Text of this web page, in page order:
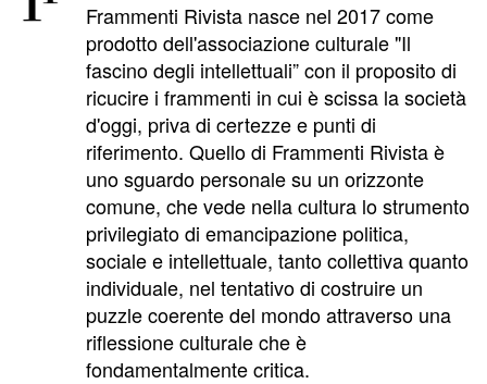
Frammenti Rivista nasce nel 2017 come
prodotto dell'associazione culturale "Il
fascino degli intellettuali” con il proposito di
ricucire i frammenti in cui è scissa la società
d'oggi, priva di certezze e punti di
riferimento. Quello di Frammenti Rivista è
uno sguardo personale su un orizzonte
comune, che vede nella cultura lo strumento
privilegiato di emancipazione politica,
sociale e intellettuale, tanto collettiva quanto
individuale, nel tentativo di costruire un
puzzle coerente del mondo attraverso una
riflessione culturale che è
fondamentalmente critica.